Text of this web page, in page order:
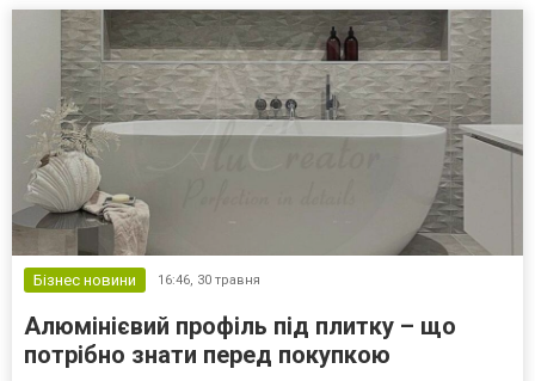
Бізнес новини 16:46, 30 травня
Алюмінієвий профіль під плитку – що
потрібно знати перед покупкою